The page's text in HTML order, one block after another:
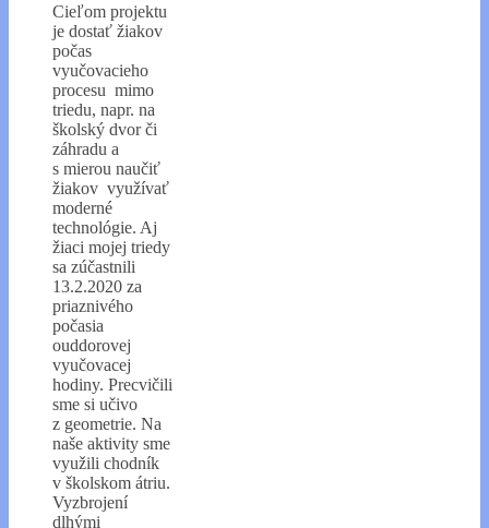
Cieľom projektu
je dostať žiakov
počas
vyučovacieho
procesu mimo
triedu, napr. na
školský dvor či
záhradu a
s mierou naučiť
žiakov využívať
moderné
technológie. Aj
žiaci mojej triedy
sa zúčastnili
13.2.2020 za
priaznivého
počasia
ouddorovej
vyučovacej
hodiny. Precvičili
sme si učivo
z geometrie. Na
naše aktivity sme
využili chodník
v školskom átriu.
Vyzbrojení
dlhými